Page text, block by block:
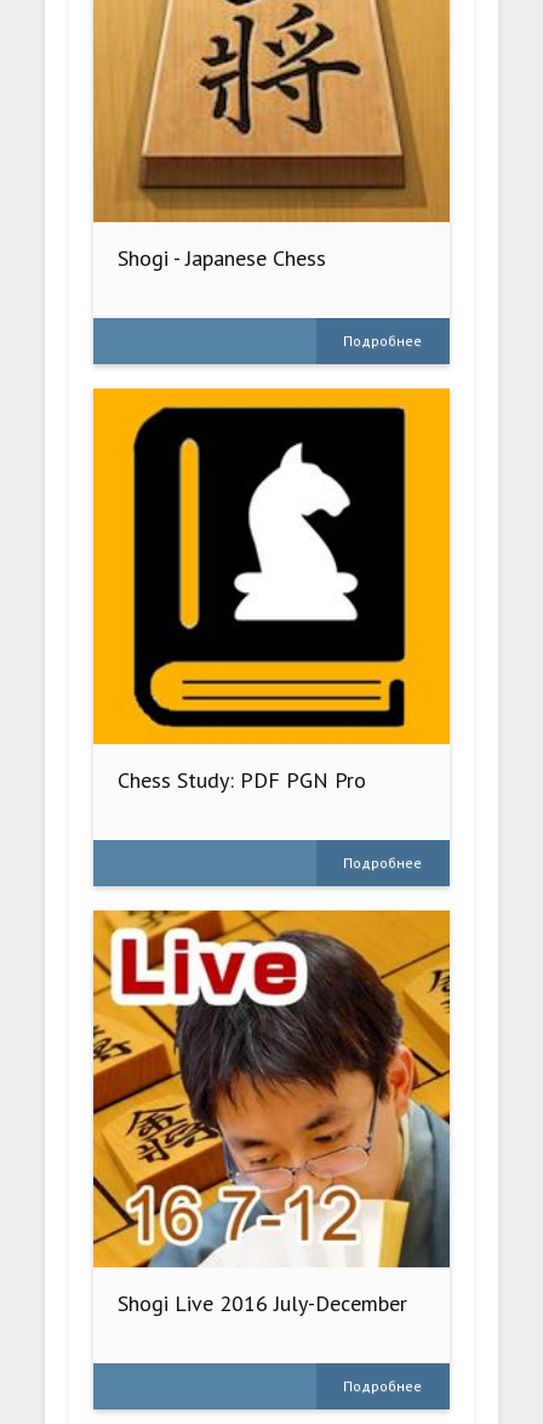
Shogi - Japanese Chess
Подробнее
Chess Study: PDF PGN Pro
Подробнее
Shogi Live 2016 July-December
Подробнее